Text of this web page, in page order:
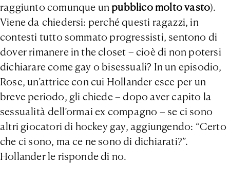
raggiunto comunque unpubblico molto vasto).
Viene da chiedersi: perché questi ragazzi, in
contesti tutto sommato progressisti, sentono di
dover rimanere in the closet – cioè di non potersi
dichiarare come gay o bisessuali? In un episodio,
Rose, un’attrice con cui Hollander esce per un
breve periodo, gli chiede – dopo aver capito la
sessualità dell’ormai ex compagno – se ci sono
altri giocatori di hockey gay, aggiungendo: “Certo
che ci sono, ma ce ne sono di dichiarati?”.
Hollander le risponde di no.